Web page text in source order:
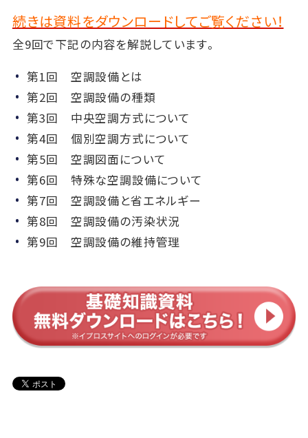
続きは資料をダウンロードしてご覧ください！
全9回で下記の内容を解説しています。
第1回 空調設備とは
第2回 空調設備の種類
第3回 中央空調方式について
第4回 個別空調方式について
第5回 空調図面について
第6回 特殊な空調設備について
第7回 空調設備と省エネルギー
第8回 空調設備の汚染状況
第9回 空調設備の維持管理